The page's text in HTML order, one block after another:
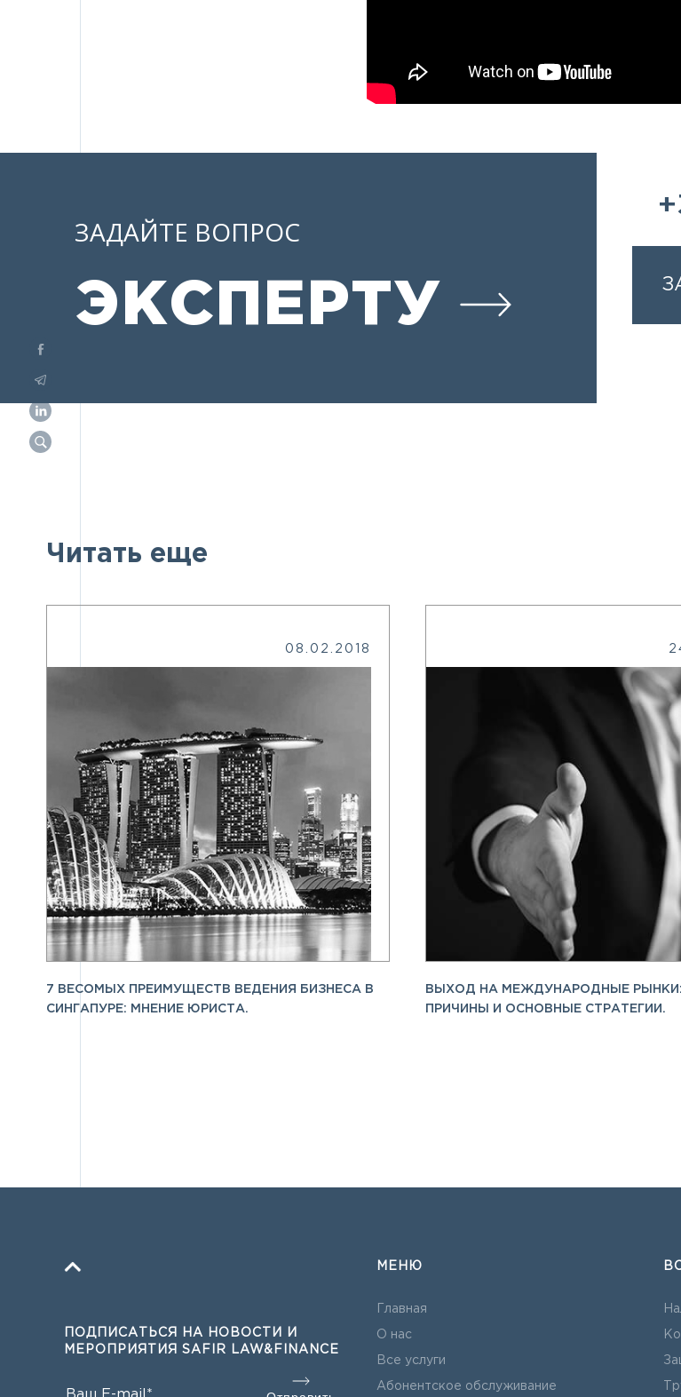
ЗАДАЙТЕ ВОПРОС
ЭКСПЕРТУ
Читать еще
08.02.2018
7 ВЕСОМЫХ ПРЕИМУЩЕСТВ ВЕДЕНИЯ БИЗНЕСА В
СИНГАПУРЕ: МНЕНИЕ ЮРИСТА.
ВЫХОД НА МЕЖДУНАРОДНЫЕ
ПРИЧИНЫ И ОСНОВНЫЕ СТРАТЕГИИ.
ПОДПИСАТЬСЯ НА НОВОСТИ И
МЕРОПРИЯТИЯ SAFIR LAW&FINANCE
МЕНЮ
Главная
О нас
Все услуги
Абонентское обслуживание